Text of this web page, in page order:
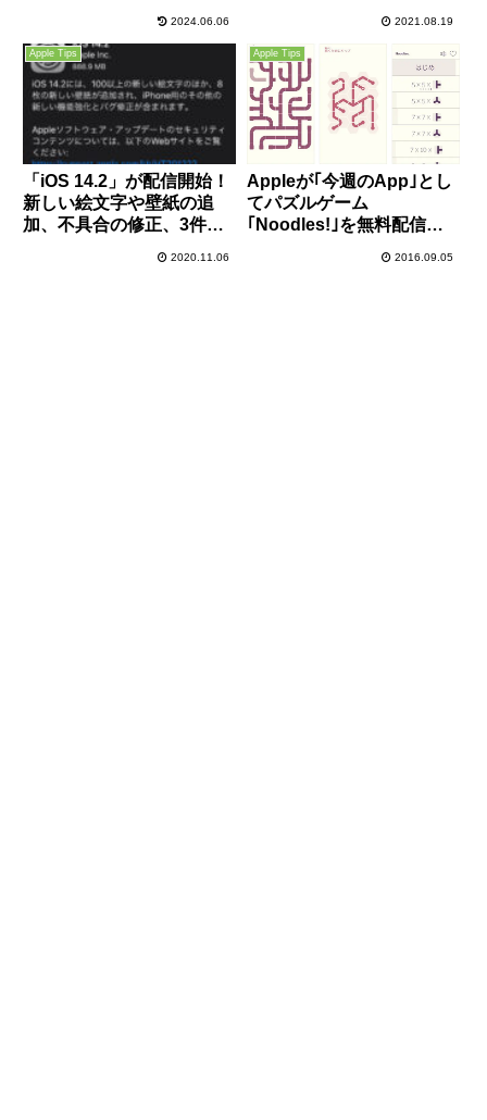
2024.06.06 2021.08.19
Apple Tips
「iOS 14.2」が配信開始！
新しい絵文字や壁紙の追
加、不具合の修正、3件の
われているので、早急にア
2020.11.06
Apple Tips
Appleが｢今週のApp｣とし
てパズルゲーム
｢Noodles!｣を無料配信
2016.09.05